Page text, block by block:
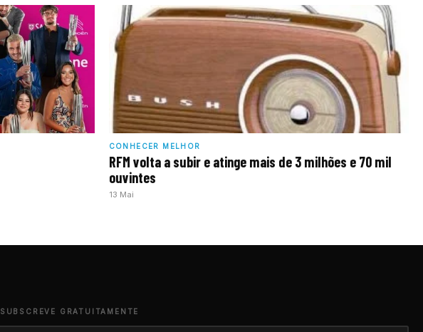
CONHECER MELHOR
RFM volta a subir e atinge mais de 3 milhões e 70 mil
ouvintes
13 Mai
SUBSCREVE GRATUITAMENTE